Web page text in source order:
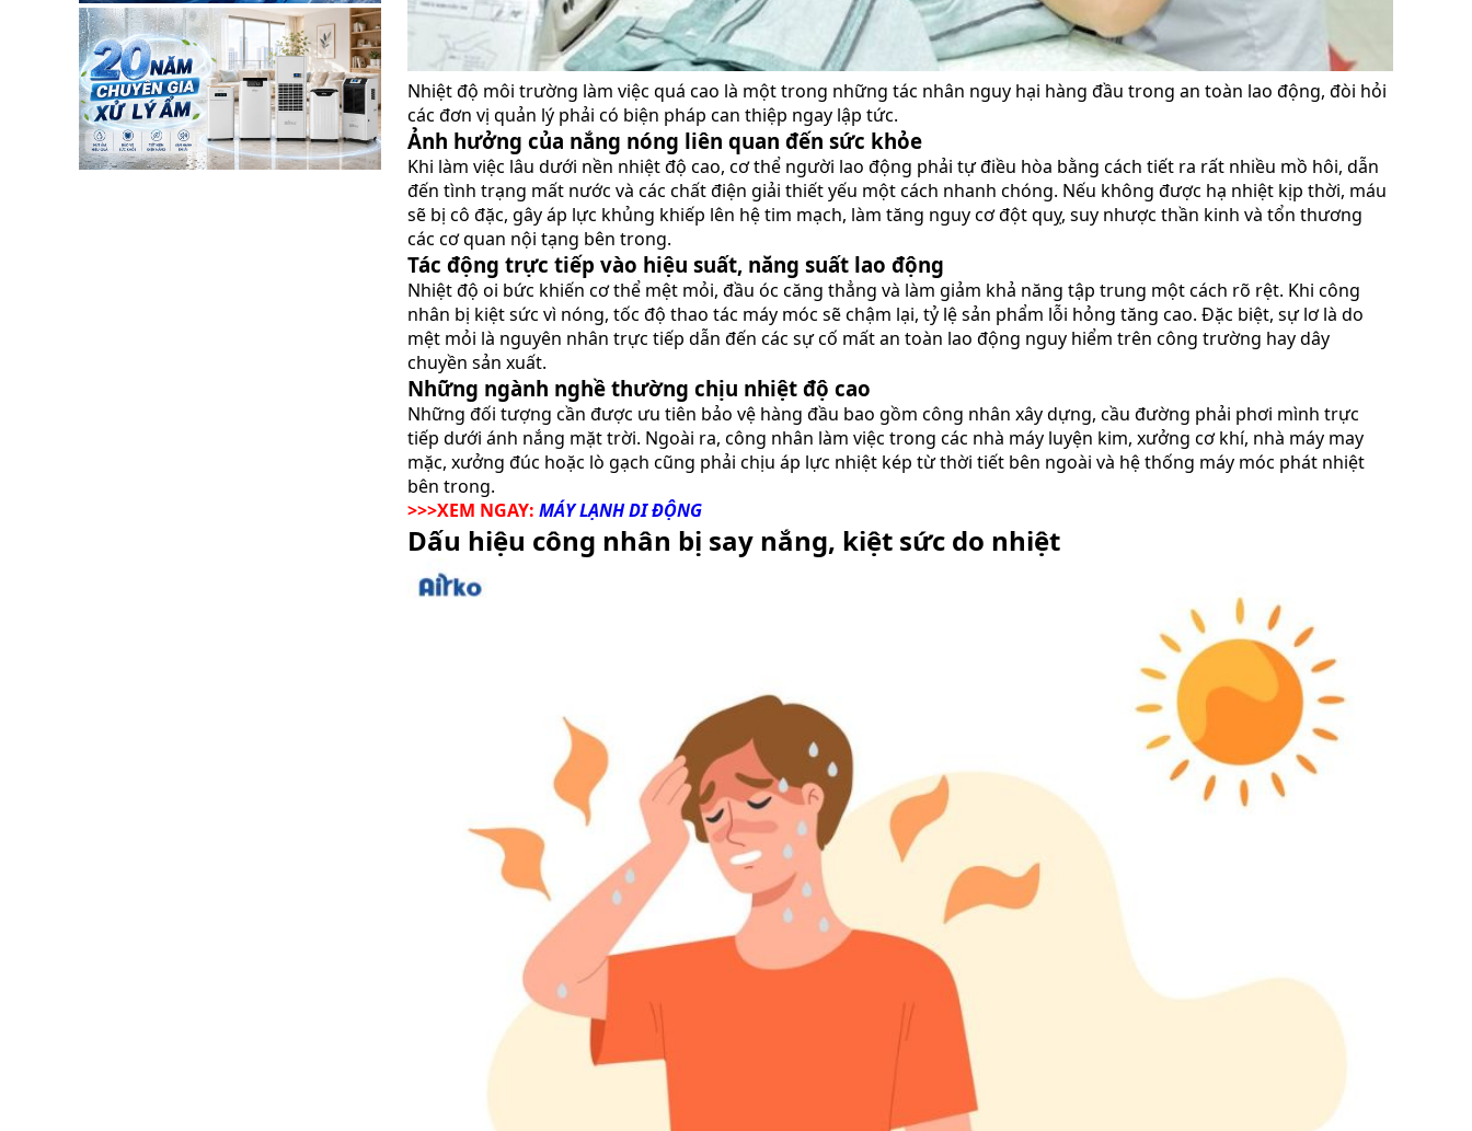
Nhiệt độ môi trường làm việc quá cao là một trong những tác nhân nguy hại hàng đầu trong an toàn lao động, đòi hỏi
các đơn vị quản lý phải có biện pháp can thiệp ngay lập tức.
Ảnh hưởng của nắng nóng liên quan đến sức khỏe
Khi làm việc lâu dưới nền nhiệt độ cao, cơ thể người lao động phải tự điều hòa bằng cách tiết ra rất nhiều mồ hôi, dẫn
đến tình trạng mất nước và các chất điện giải thiết yếu một cách nhanh chóng. Nếu không được hạ nhiệt kịp thời, máu
sẽ bị cô đặc, gây áp lực khủng khiếp lên hệ tim mạch, làm tăng nguy cơ đột quỵ, suy nhược thần kinh và tổn thương
các cơ quan nội tạng bên trong.
Tác động trực tiếp vào hiệu suất, năng suất lao động
Nhiệt độ oi bức khiến cơ thể mệt mỏi, đầu óc căng thẳng và làm giảm khả năng tập trung một cách rõ rệt. Khi công
nhân bị kiệt sức vì nóng, tốc độ thao tác máy móc sẽ chậm lại, tỷ lệ sản phẩm lỗi hỏng tăng cao. Đặc biệt, sự lơ là do
mệt mỏi là nguyên nhân trực tiếp dẫn đến các sự cố mất an toàn lao động nguy hiểm trên công trường hay dây
chuyền sản xuất.
Những ngành nghề thường chịu nhiệt độ cao
Những đối tượng cần được ưu tiên bảo vệ hàng đầu bao gồm công nhân xây dựng, cầu đường phải phơi mình trực
tiếp dưới ánh nắng mặt trời. Ngoài ra, công nhân làm việc trong các nhà máy luyện kim, xưởng cơ khí, nhà máy may
mặc, xưởng đúc hoặc lò gạch cũng phải chịu áp lực nhiệt kép từ thời tiết bên ngoài và hệ thống máy móc phát nhiệt
bên trong.
>>>XEM NGAY: MÁY LẠNH DI ĐỘNG
Dấu hiệu công nhân bị say nắng, kiệt sức do nhiệt